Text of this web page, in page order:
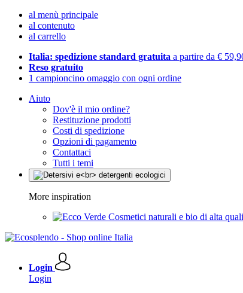
al menù principale
al contenuto
al carrello
Italia: spedizione standard gratuita a partire da €
Reso gratuito
1 campioncino omaggio con ogni ordine
Aiuto
Dov'è il mio ordine?
Restituzione prodotti
Costi di spedizione
Opzioni di pagamento
Contattaci
Tutti i temi
More inspiration
Cosmetici naturali e bio di alta
Login
Login